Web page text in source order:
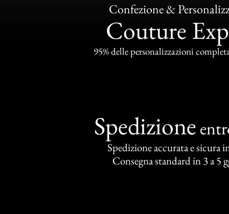
Confezione &
Couture
95% delle personalizzazioni
Spedizione
Spedizione accurata e sicura
Consegna standard in 3 a 5